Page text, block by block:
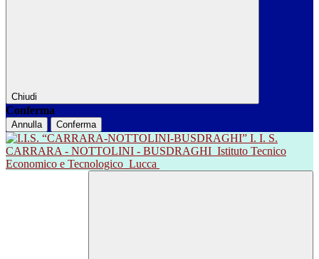
Chiudi
Conferma
Annulla Conferma
I. I. S.
CARRARA - NOTTOLINI - BUSDRAGHI Istituto Tecnico
Economico e Tecnologico Lucca